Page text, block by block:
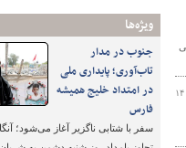
ویژه‌ها
جنوب در مدار
تاب‌آوری؛ پایداری ملی
در امتداد خلیج همیشه
فارس
سفر با شتابی ناگزیر آغاز می‌شود؛